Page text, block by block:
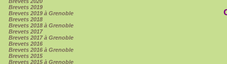
Brevets 2019
Brevets 2019 à Grenoble
Brevets 2018
Brevets 2018 à Grenoble
Brevets 2017
Brevets 2017 à Grenoble
Brevets 2016
Brevets 2016 à Grenoble
Brevets 2015
Brevets 2015 à Grenoble